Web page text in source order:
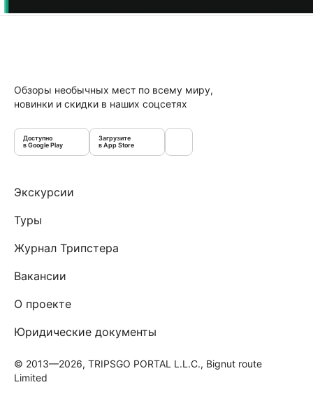
Обзоры необычных мест по всему миру,
новинки и скидки в наших соцсетях
Доступно
в Google Play
Загрузите
в App Store
Экскурсии
Туры
Журнал Трипстера
Вакансии
О проекте
Юридические документы
© 2013—2026, TRIPSGO PORTAL L.L.C., Bignut route
Limited